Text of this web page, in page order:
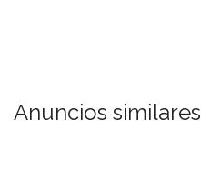
Anuncios similares